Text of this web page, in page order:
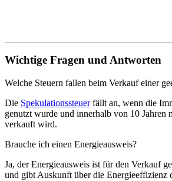
Wichtige Fragen und Antworten
Welche Steuern fallen beim Verkauf einer
Die Spekulationssteuerfällt an, wenn die
genutzt wurde und innerhalb von 10 Jahren
verkauft wird.
Brauche ich einen Energieausweis?
Ja, der Energieausweis ist für den Verkauf
und gibt Auskunft über die Energieeffizienz